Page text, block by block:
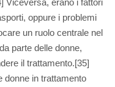
Viceversa, erano i fattori
oppure i problemi
un ruolo centrale nel
parte delle donne,
il trattamento.[35]
donne in trattamento